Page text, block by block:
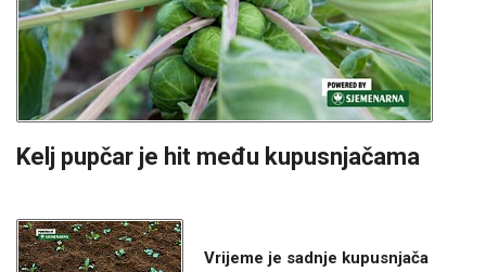
Kelj pupčar je hit među kupusnjačama
Vrijeme je sadnje kupusnjača